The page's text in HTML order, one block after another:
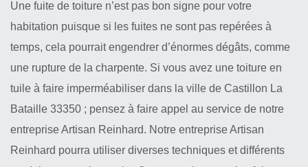
Une fuite de toiture n’est pas bon signe pour votre
habitation puisque si les fuites ne sont pas repérées à
temps, cela pourrait engendrer d’énormes dégâts, comme
une rupture de la charpente. Si vous avez une toiture en
tuile à faire imperméabiliser dans la ville de Castillon La
Bataille 33350 ; pensez à faire appel au service de notre
entreprise Artisan Reinhard. Notre entreprise Artisan
Reinhard pourra utiliser diverses techniques et différents